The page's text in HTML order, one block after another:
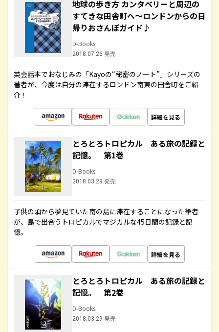
地球の歩き方 カンタベリーと周辺の
すてきな田舎町へ～ロンドンからの日
帰りおさんぽガイド♪
D-Books
2018.07.26 発売
英会話本でおなじみの「Kayoの“秘密のノート”」シリーズの
著者が、今度は自分の滞在するロンドン南東の田舎町をご紹
介！
詳細を見る
とろとろトロピカル ある旅の記録と
記憶。 第1巻
D-Books
2018.03.29 発売
子供の頃から夢見ていた南の島に滞在することになった筆者
が、島で出合うトロピカルでマジカルな45日間の記録と記
憶。
詳細を見る
とろとろトロピカル ある旅の記録と
記憶。 第2巻
D-Books
2018.03.29 発売